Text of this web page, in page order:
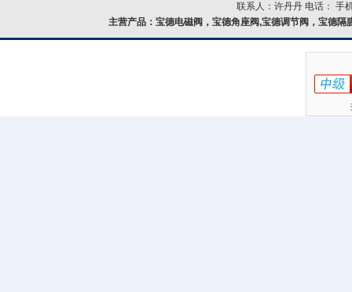
联系人：许丹丹 电话： 手
主营产品：宝德电磁阀，宝德角座阀,宝德调节阀，宝德